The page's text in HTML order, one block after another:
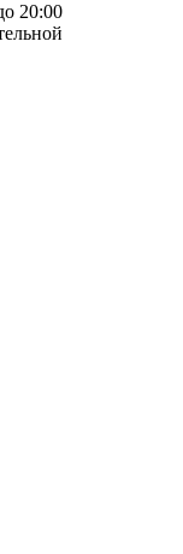
20:00